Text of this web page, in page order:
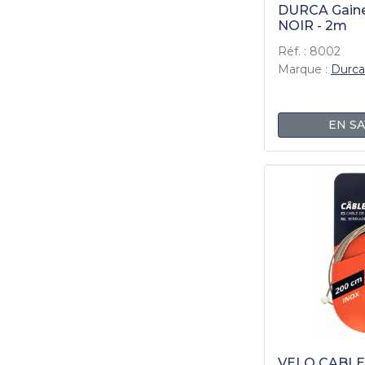
DURCA
NOIR - 2m
Réf. : 8002
Marque : Durca
EN